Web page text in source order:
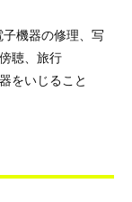
機器の修理、写
聴、旅行
をいじること